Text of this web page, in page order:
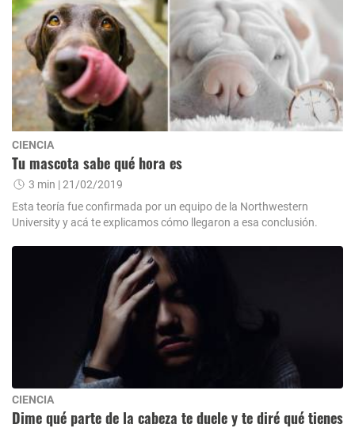
CIENCIA
Tu mascota sabe qué hora es
3 min | 21/02/2019
Esta teoría fue confirmada por un equipo de la Northwestern
University y acá te explicamos cómo llegaron a esa conclusión.
CIENCIA
Dime qué parte de la cabeza te duele y te diré qué tienes